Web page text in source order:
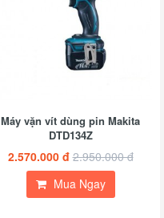
Máy vặn vít dùng pin Makita
DTD134Z
2.570.000 đ 2.950.000 đ
Mua Ngay